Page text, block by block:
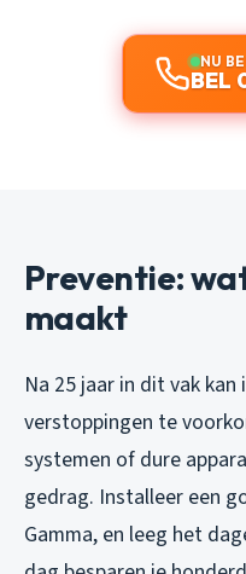
NU
BEL
Preventie:
maakt
Na 25 jaar in dit vak
verstoppingen te
systemen of dure
gedrag. Installeer een
Gamma, en leeg het